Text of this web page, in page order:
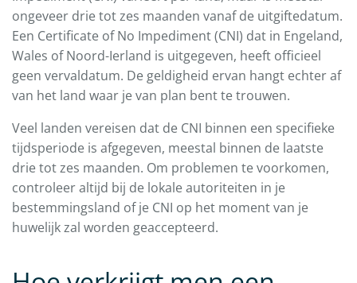
ongeveer drie tot zes maanden vanaf de uitgiftedatum.
Een Certificate of No Impediment (CNI) dat in Engeland,
Wales of Noord-Ierland is uitgegeven, heeft officieel
geen vervaldatum. De geldigheid ervan hangt echter af
van het land waar je van plan bent te trouwen.
Veel landen vereisen dat de CNI binnen een specifieke
tijdsperiode is afgegeven, meestal binnen de laatste
drie tot zes maanden. Om problemen te voorkomen,
controleer altijd bij de lokale autoriteiten in je
bestemmingsland of je CNI op het moment van je
huwelijk zal worden geaccepteerd.